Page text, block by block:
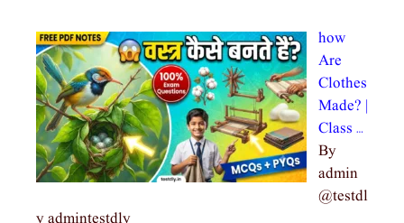
how
Are
Clothes
Made? |
Class …
By
admin
@testdl